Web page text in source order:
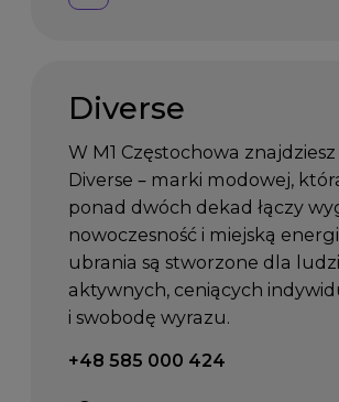
Diverse
W M1 Częstochowa
Diverse – marki modowej,
ponad dwóch dekad łączy
nowoczesność i miejską
ubrania są stworzone dla ludzi
aktywnych, ceniących
i swobodę wyrazu.
Telefon kontaktowy:
+48 585 000 424